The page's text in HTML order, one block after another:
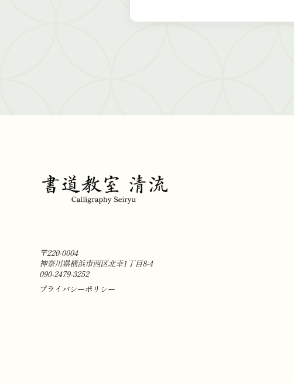
〒220-0004
神奈川県横浜市西区北幸1丁目8-4
090-2479-3252
プライバシーポリシー